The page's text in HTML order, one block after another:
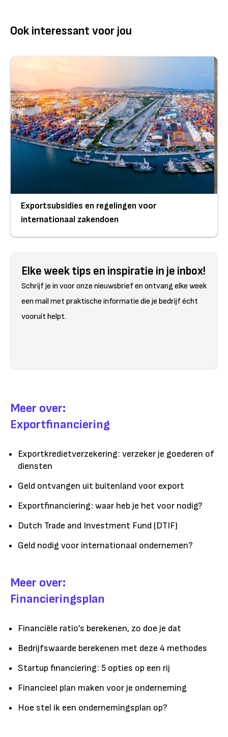
Ook interessant voor jou
Exportsubsidies en regelingen voor
internationaal zakendoen
Elke week tips en inspiratie in je inbox!
Schrijf je in voor onze nieuwsbrief en ontvang elke week
een mail met praktische informatie die je bedrijf écht
vooruit helpt.
Meer over:
Exportfinanciering
Exportkredietverzekering: verzeker je goederen of
diensten
Geld ontvangen uit buitenland voor export
Exportfinanciering: waar heb je het voor nodig?
Dutch Trade and Investment Fund (DTIF)
Geld nodig voor internationaal ondernemen?
Meer over:
Financieringsplan
Financiële ratio’s berekenen, zo doe je dat
Bedrijfswaarde berekenen met deze 4 methodes
Startup financiering: 5 opties op een rij
Financieel plan maken voor je onderneming
Hoe stel ik een ondernemingsplan op?